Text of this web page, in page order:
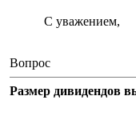
С уважением,
Вопрос
Размер дивидендов